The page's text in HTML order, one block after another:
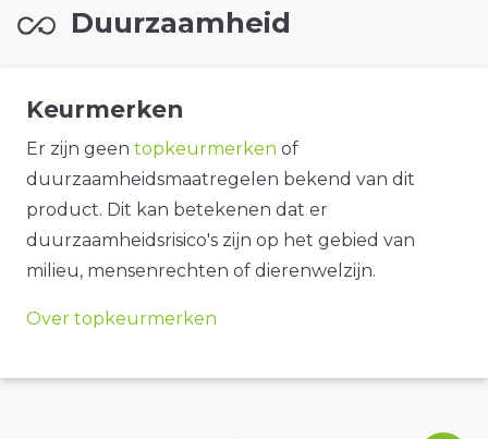
Duurzaamheid
Keurmerken
Er zijn geen topkeurmerken of
duurzaamheidsmaatregelen bekend van dit
product. Dit kan betekenen dat er
duurzaamheidsrisico's zijn op het gebied van
milieu, mensenrechten of dierenwelzijn.
Over topkeurmerken